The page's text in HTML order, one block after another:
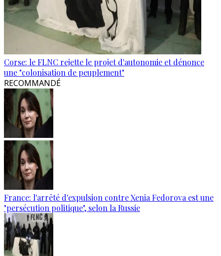
Corse: le FLNC rejette le projet d'autonomie et dénonce
une "colonisation de peuplement"
RECOMMANDÉ
France: l'arrêté d'expulsion contre Xenia Fedorova est une
"persécution politique", selon la Russie